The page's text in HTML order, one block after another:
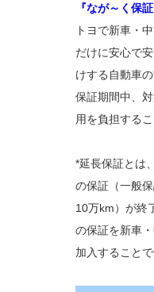
『なが～く保証
トヨで新車・
だけに安心で
けする自動車
保証期間中、
用を負担する
*延長保証とは
の保証（一般
10万km）が終
の保証を新車
加入すること